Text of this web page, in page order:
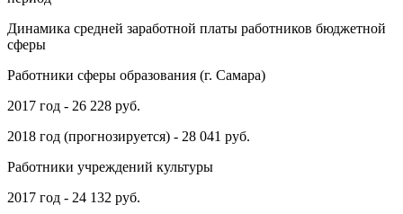
Динамика средней заработной платы работников бюджетной
сферы
Работники сферы образования (г. Самара)
2017 год - 26 228 руб.
2018 год (прогнозируется) - 28 041 руб.
Работники учреждений культуры
2017 год - 24 132 руб.